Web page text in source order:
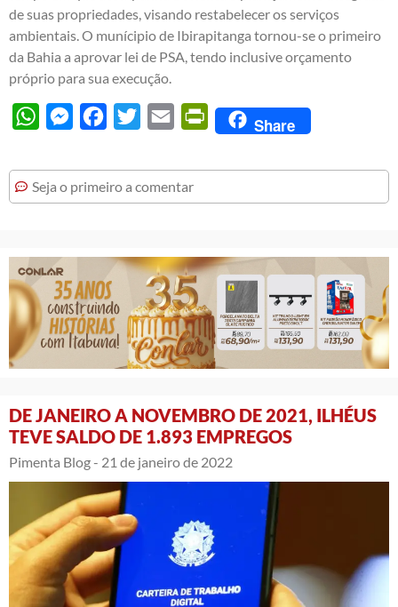
de suas propriedades, visando restabelecer os serviços
ambientais. O munícipio de Ibirapitanga tornou-se o primeiro
da Bahia a aprovar lei de PSA, tendo inclusive orçamento
próprio para sua execução.
WhatsAppMessengerFacebook
Twitter Email PrintFriendly
Share
Seja o primeiro a comentar
DE JANEIRO A NOVEMBRO DE 2021, ILHÉUS
TEVE SALDO DE 1.893 EMPREGOS
Pimenta Blog - 21 de janeiro de 2022